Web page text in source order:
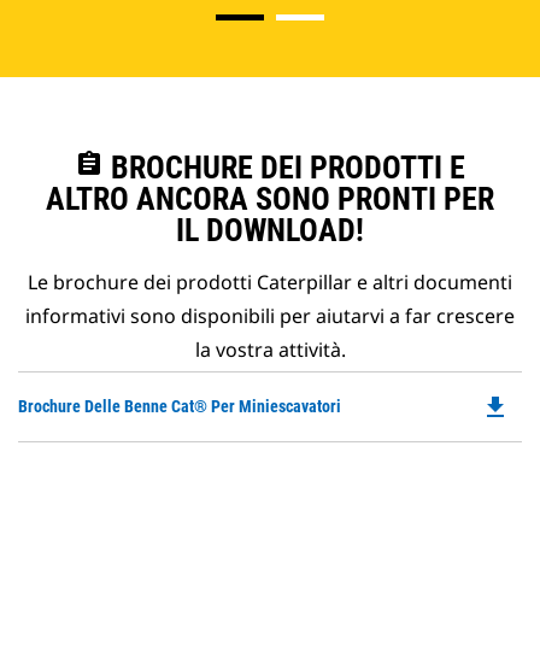
assignment BROCHURE DEI PRODOTTI E
ALTRO ANCORA SONO PRONTI PER
IL DOWNLOAD!
Le brochure dei prodotti Caterpillar e altri documenti
informativi sono disponibili per aiutarvi a far crescere
la vostra attività.
Brochure Delle Benne Cat® Per Miniescavatori file_download